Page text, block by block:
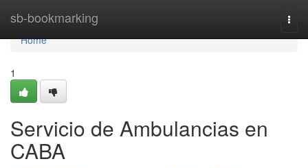
sb-bookmarking
Home
Home
1
Servicio de Ambulancias en
CABA